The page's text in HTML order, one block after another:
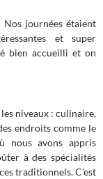
Nos journées étaient
et super
bien accueilli et on
niveaux : culinaire,
endroits comme le
nous avons appris
à des spécialités
traditionnels. C’est